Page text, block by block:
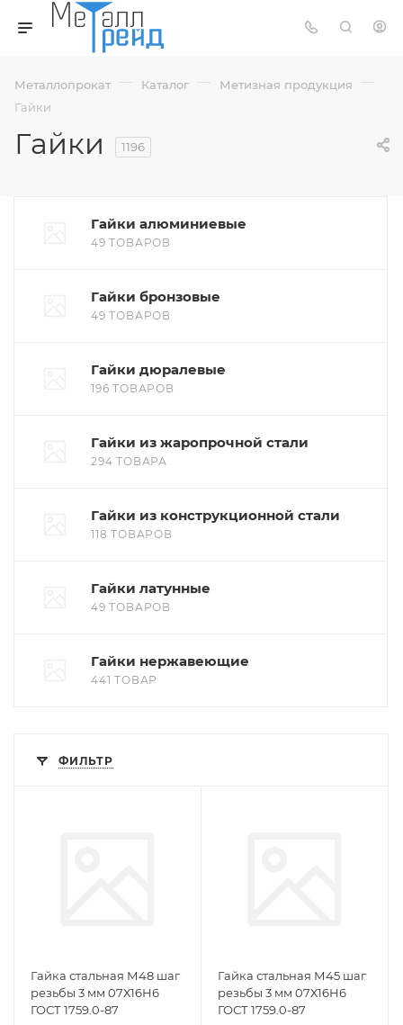
Металлопрокат — Каталог — Метизная продукция —
Гайки
Гайки 1196
Гайки алюминиевые
49 ТОВАРОВ
Гайки бронзовые
49 ТОВАРОВ
Гайки дюралевые
196 ТОВАРОВ
Гайки из жаропрочной стали
294 ТОВАРА
Гайки из конструкционной стали
118 ТОВАРОВ
Гайки латунные
49 ТОВАРОВ
Гайки нержавеющие
441 ТОВАР
ФИЛЬТР
Гайка стальная М48 шаг
резьбы 3 мм 07Х16Н6
ГОСТ 1759.0-87
Гайка стальная М45 шаг
резьбы 3 мм 07Х16Н6
ГОСТ 1759.0-87